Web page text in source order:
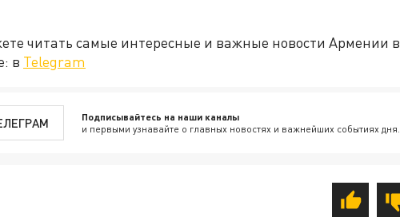
читать самые интересные и важные новости Армении в
в Telegram
Подписывайтесь на наши каналы
и первыми узнавайте о главных новостях и важнейших событиях дня.